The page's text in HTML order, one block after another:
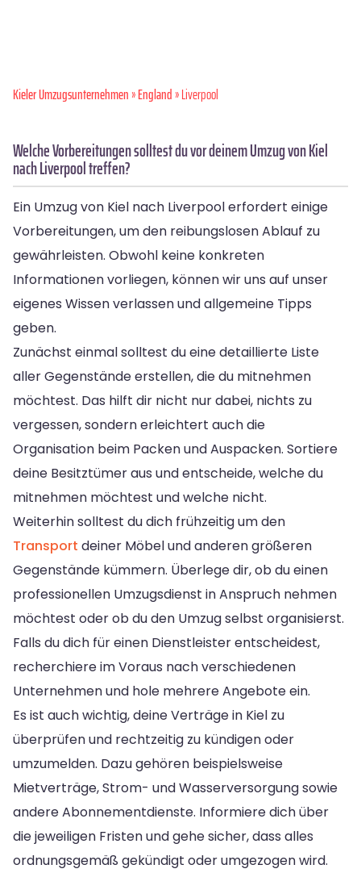
Kieler Umzugsunternehmen»England» Liverpool
Welche Vorbereitungen solltest du vor deinem Umzug von Kiel
nach Liverpool treffen?
Ein Umzug von Kiel nach Liverpool erfordert einige
Vorbereitungen, um den reibungslosen Ablauf zu
gewährleisten. Obwohl keine konkreten
Informationen vorliegen, können wir uns auf unser
eigenes Wissen verlassen und allgemeine Tipps
geben.
Zunächst einmal solltest du eine detaillierte Liste
aller Gegenstände erstellen, die du mitnehmen
möchtest. Das hilft dir nicht nur dabei, nichts zu
vergessen, sondern erleichtert auch die
Organisation beim Packen und Auspacken. Sortiere
deine Besitztümer aus und entscheide, welche du
mitnehmen möchtest und welche nicht.
Weiterhin solltest du dich frühzeitig um den
Transport deiner Möbel und anderen größeren
Gegenstände kümmern. Überlege dir, ob du einen
professionellen Umzugsdienst in Anspruch nehmen
möchtest oder ob du den Umzug selbst organisierst.
Falls du dich für einen Dienstleister entscheidest,
recherchiere im Voraus nach verschiedenen
Unternehmen und hole mehrere Angebote ein.
Es ist auch wichtig, deine Verträge in Kiel zu
überprüfen und rechtzeitig zu kündigen oder
umzumelden. Dazu gehören beispielsweise
Mietverträge, Strom- und Wasserversorgung sowie
andere Abonnementdienste. Informiere dich über
die jeweiligen Fristen und gehe sicher, dass alles
ordnungsgemäß gekündigt oder umgezogen wird.